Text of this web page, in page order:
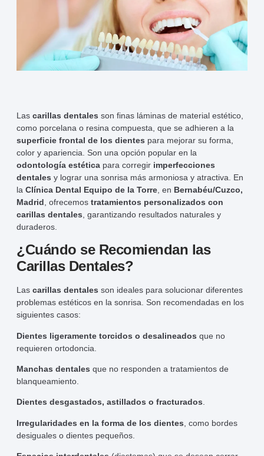
Las carillas dentales son finas láminas de material estético,
como porcelana o resina compuesta, que se adhieren a la
superficie frontal de los dientes para mejorar su forma,
color y apariencia. Son una opción popular en la
odontología estética para corregir imperfecciones
dentales y lograr una sonrisa más armoniosa y atractiva. En
la Clínica Dental Equipo de la Torre , en Bernabéu/Cuzco,
Madrid , ofrecemos tratamientos personalizados con
carillas dentales , garantizando resultados naturales y
duraderos.
¿Cuándo se Recomiendan las
Carillas Dentales?
Las carillas dentales son ideales para solucionar diferentes
problemas estéticos en la sonrisa. Son recomendadas en los
siguientes casos:
Dientes ligeramente torcidos o desalineados que no
requieren ortodoncia.
Manchas dentales que no responden a tratamientos de
blanqueamiento.
Dientes desgastados, astillados o fracturados.
Irregularidades en la forma de los dientes , como bordes
desiguales o dientes pequeños.